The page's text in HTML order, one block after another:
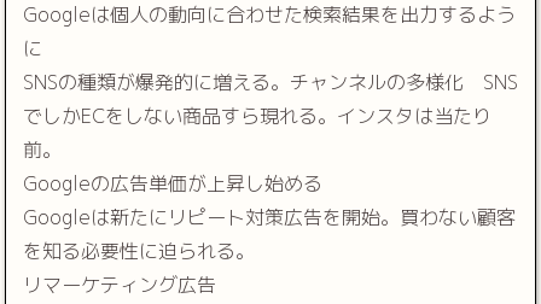
Googleは個人の動向に合わせた検索結果を出力するよう
に
SNSの種類が爆発的に増える。チャンネルの多様化 SNS
でしかECをしない商品すら現れる。インスタは当たり
前。
Googleの広告単価が上昇し始める
Googleは新たにリピート対策広告を開始。買わない顧客
を知る必要性に迫られる。
リマーケティング広告